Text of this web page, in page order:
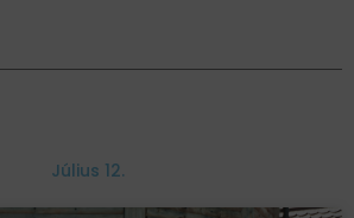
Július 12.